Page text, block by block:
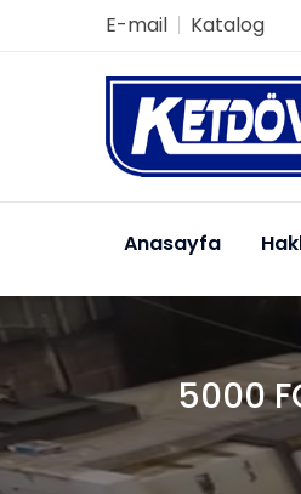
E-mail Katalog
Anasayfa
5000